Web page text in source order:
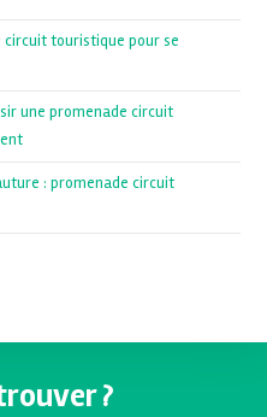
circuit touristique pour se
une promenade circuit
: promenade circuit
?